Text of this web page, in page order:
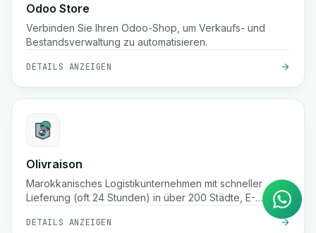
Odoo Store
Verbinden Sie Ihren Odoo-Shop, um Verkaufs- und
Bestandsverwaltung zu automatisieren.
DETAILS ANZEIGEN
Olivraison
Marokkanisches Logistikunternehmen mit schneller
Lieferung (oft 24 Stunden) in über 200 Städte, E-
Nachnahmeservice und Lagerdienstleistungen
DETAILS ANZEIGEN